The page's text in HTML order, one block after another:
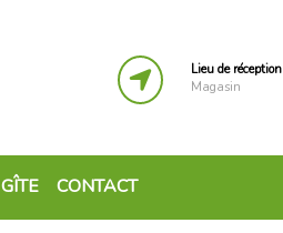
Lieu de réception
Magasin
GÎTE CONTACT